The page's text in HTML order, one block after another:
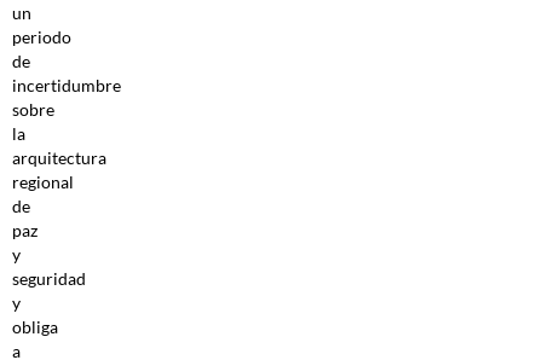
un
periodo
de
incertidumbre
sobre
la
arquitectura
regional
de
paz
y
seguridad
y
obliga
a